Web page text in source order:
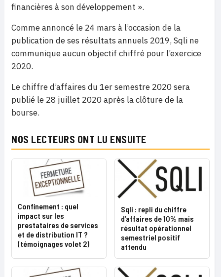
financières à son développement ».
Comme annoncé le 24 mars à l’occasion de la
publication de ses résultats annuels 2019, Sqli ne
communique aucun objectif chiffré pour l’exercice
2020.
Le chiffre d’affaires du 1er semestre 2020 sera
publié le 28 juillet 2020 après la clôture de la
bourse.
NOS LECTEURS ONT LU ENSUITE
Confinement : quel
impact sur les
prestataires de services
et de distribution IT ?
(témoignages volet 2)
Sqli : repli du chiffre
d’affaires de 10% mais
résultat opérationnel
semestriel positif
attendu